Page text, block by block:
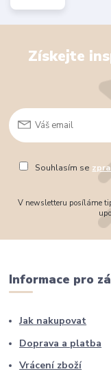
Získejte
Souhlasím se
V newsletteru posíláme
Informace pro
Jak nakupovat
Doprava a platba
Vrácení zboží